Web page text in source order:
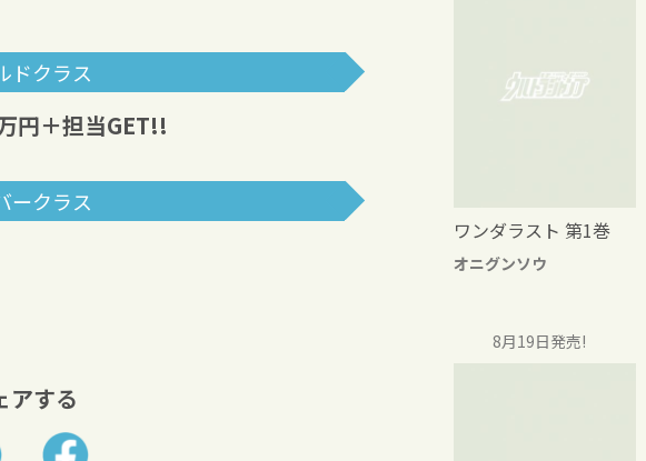
ドクラス
円＋担当GET!!
ークラス
アする
ワンダラスト 第1巻
オニグンソウ
8月19日発売!